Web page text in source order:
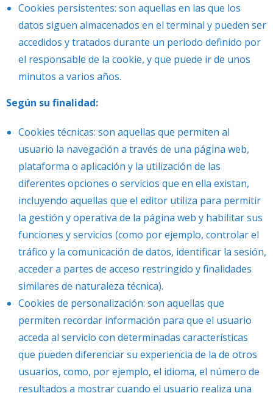
Cookies persistentes: son aquellas en las que los
datos siguen almacenados en el terminal y pueden ser
accedidos y tratados durante un periodo definido por
el responsable de la cookie, y que puede ir de unos
minutos a varios años.
Según su finalidad:
Cookies técnicas: son aquellas que permiten al
usuario la navegación a través de una página web,
plataforma o aplicación y la utilización de las
diferentes opciones o servicios que en ella existan,
incluyendo aquellas que el editor utiliza para permitir
la gestión y operativa de la página web y habilitar sus
funciones y servicios (como por ejemplo, controlar el
tráfico y la comunicación de datos, identificar la sesión,
acceder a partes de acceso restringido y finalidades
similares de naturaleza técnica).
Cookies de personalización: son aquellas que
permiten recordar información para que el usuario
acceda al servicio con determinadas características
que pueden diferenciar su experiencia de la de otros
usuarios, como, por ejemplo, el idioma, el número de
resultados a mostrar cuando el usuario realiza una